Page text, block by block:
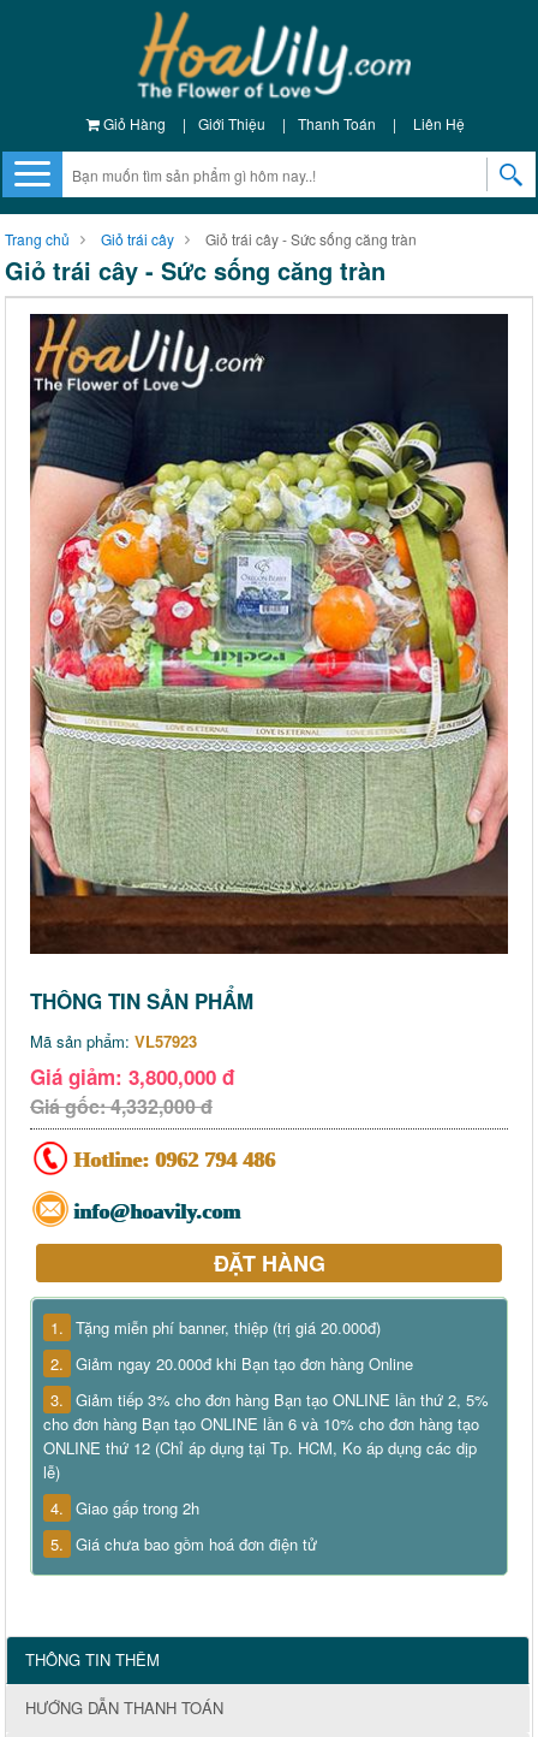
Giỏ Hàng | Giới Thiệu | Thanh Toán | Liên Hệ
Trang chủ Giỏ trái cây Giỏ trái cây - Sức sống căng tràn
Giỏ trái cây - Sức sống căng tràn
THÔNG TIN SẢN PHẨM
Mã sản phẩm: VL57923
Giá giảm: 3,800,000 đ
Giá gốc: 4,332,000 đ
Hotline: 0962 794 486
info@hoavily.com
ĐẶT HÀNG
1. Tặng miễn phí banner, thiệp (trị giá 20.000đ)
2. Giảm ngay 20.000đ khi Bạn tạo đơn hàng Online
3. Giảm tiếp 3% cho đơn hàng Bạn tạo ONLINE lần thứ 2, 5%
cho đơn hàng Bạn tạo ONLINE lần 6 và 10% cho đơn hàng tạo
ONLINE thứ 12 (Chỉ áp dụng tại Tp. HCM, Ko áp dụng các dịp
lễ)
4. Giao gấp trong 2h
5. Giá chưa bao gồm hoá đơn điện tử
THÔNG TIN THÊM
HƯỚNG DẪN THANH TOÁN